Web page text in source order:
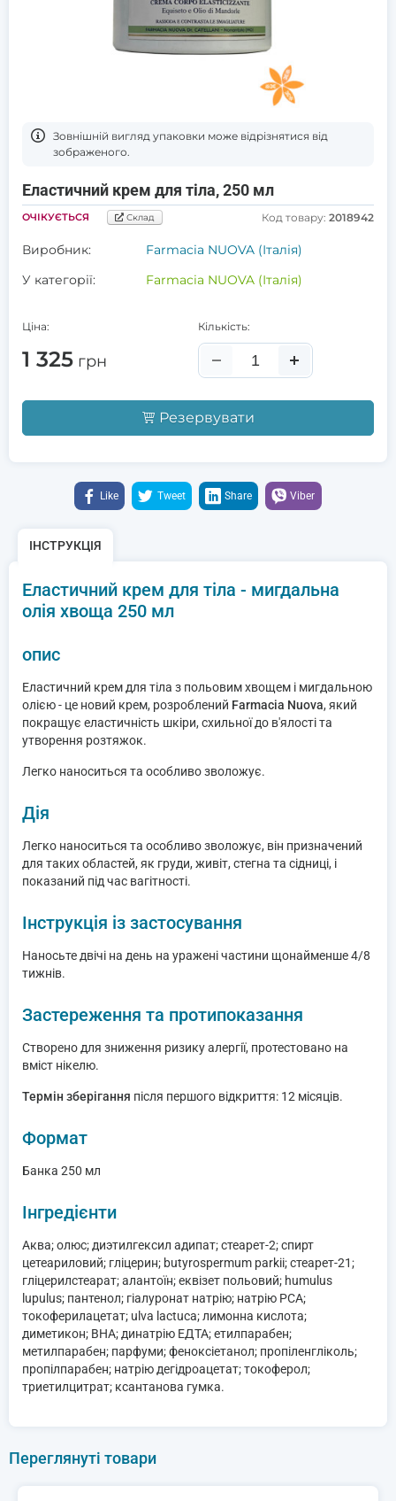
Зовнішній вигляд упаковки може відрізнятися від
зображеного.
Еластичний крем для тіла, 250 мл
ОЧІКУЄТЬСЯ Склад Код товару: 2018942
Виробник:
Farmacia NUOVA (Італія)
У категорії:
Farmacia NUOVA (Італія)
Ціна:
1 325 грн
Кількість:
Резервувати
Like Tweet Share Viber
ІНСТРУКЦІЯ
Еластичний крем для тіла - мигдальна
олія хвоща 250 мл
опис
Еластичний крем для тіла з польовим хвощем і мигдальною
олією - це новий крем, розроблений Farmacia Nuova, який
покращує еластичність шкіри, схильної до в'ялості та
утворення розтяжок.
Легко наноситься та особливо зволожує.
Дія
Легко наноситься та особливо зволожує, він призначений
для таких областей, як груди, живіт, стегна та сідниці, і
показаний під час вагітності.
Інструкція із застосування
Наносьте двічі на день на уражені частини щонайменше 4/8
тижнів.
Застереження та протипоказання
Створено для зниження ризику алергії, протестовано на
вміст нікелю.
Термін зберігання після першого відкриття: 12 місяців.
Формат
Банка 250 мл
Інгредієнти
Аква; олюс; диэтилгексил адипат; стеарет-2; спирт
цетеариловий; гліцерин; butyrospermum parkii; стеарет-21;
гліцерилстеарат; алантоїн; еквізет польовий; humulus
lupulus; пантенол; гіалуронат натрію; натрію PCA;
токоферилацетат; ulva lactuca; лимонна кислота;
диметикон; BHA; динатрію ЕДТА; етилпарабен;
метилпарабен; парфуми; феноксіетанол; пропіленгліколь;
пропілпарабен; натрію дегідроацетат; токоферол;
триетилцитрат; ксантанова гумка.
Переглянуті товари